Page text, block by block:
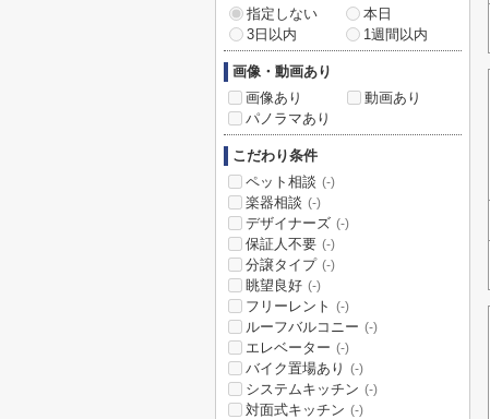
指定しない
本日
3日以内
1週間以内
画像・動画あり
画像あり
動画あり
パノラマあり
こだわり条件
ペット相談 (-)
楽器相談 (-)
デザイナーズ (-)
保証人不要 (-)
分譲タイプ (-)
眺望良好 (-)
フリーレント (-)
ルーフバルコニー (-)
エレベーター (-)
バイク置場あり (-)
システムキッチン (-)
対面式キッチン (-)